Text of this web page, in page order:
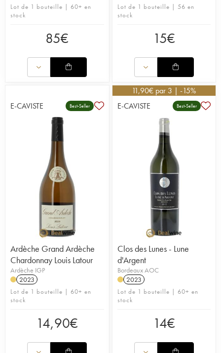
Lot de 1 bouteille | 60+ en
stock
85€
Lot de 1 bouteille | 56 en
stock
15€
E-CAVISTE Best-Seller
Ardèche Grand Ardèche
Chardonnay Louis Latour
Ardèche IGP
2023
Lot de 1 bouteille | 60+ en
stock
14,90€
11,90€ par 3 | -15%
E-CAVISTE
Best-Seller
Clos des Lunes - Lune
d'Argent
Bordeaux AOC
2023
Lot de 1 bouteille | 60+ en
stock
14€